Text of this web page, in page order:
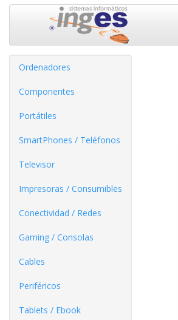
Ordenadores
Componentes
Portátiles
SmartPhones / Teléfonos
Televisor
Impresoras / Consumibles
Conectividad / Redes
Gaming / Consolas
Cables
Periféricos
Tablets / Ebook